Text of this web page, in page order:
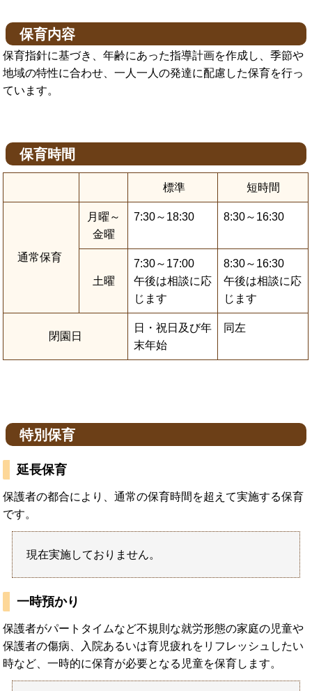
保育内容
保育指針に基づき、年齢にあった指導計画を作成し、季節や
地域の特性に合わせ、一人一人の発達に配慮した保育を行っ
ています。
保育時間
標準 短時間
通常保育
月曜～
金曜
7:30～18:30 8:30～16:30
土曜
7:30～17:00
午後は相談に応
じます
8:30～16:30
午後は相談に応
じます
閉園日
日・祝日及び年
末年始
同左
特別保育
延長保育
保護者の都合により、通常の保育時間を超えて実施する保育
です。
現在実施しておりません。
一時預かり
保護者がパートタイムなど不規則な就労形態の家庭の児童や
保護者の傷病、入院あるいは育児疲れをリフレッシュしたい
時など、一時的に保育が必要となる児童を保育します。